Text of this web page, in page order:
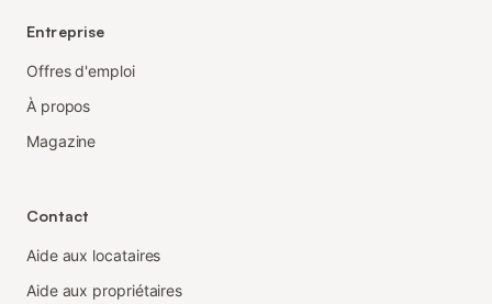
Entreprise
Offres d'emploi
À propos
Magazine
Contact
Aide aux locataires
Aide aux propriétaires